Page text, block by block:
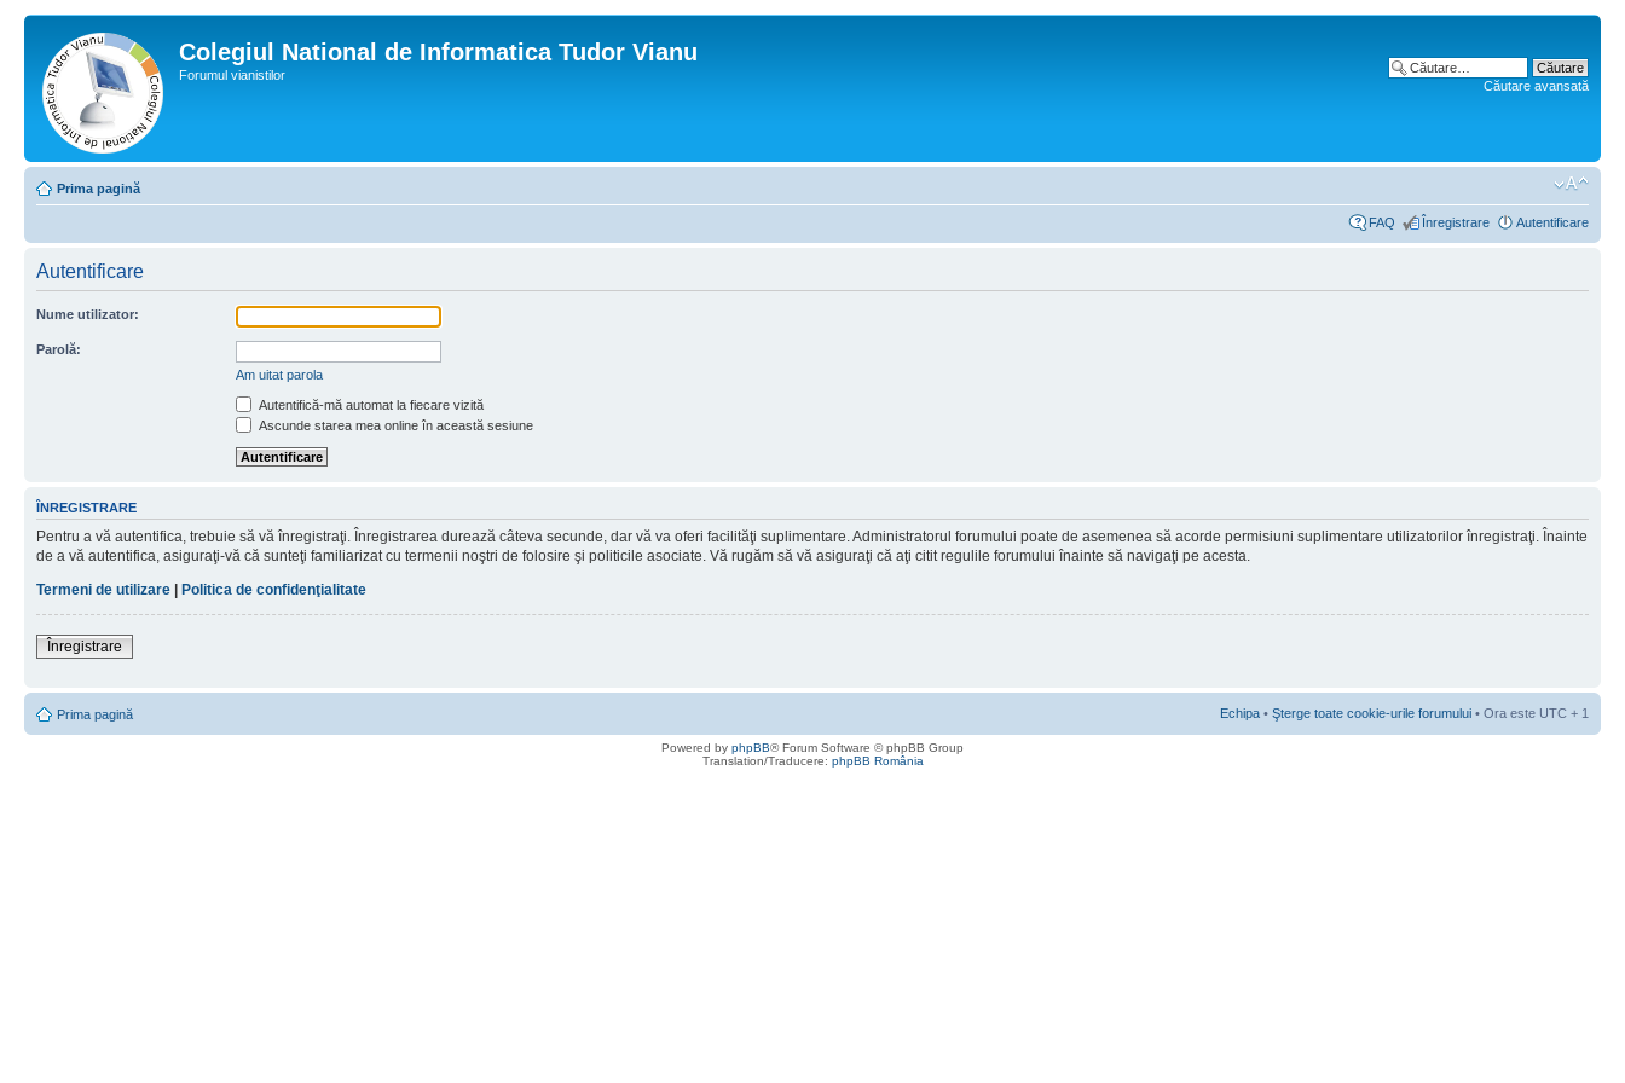
Colegiul National de Informatica Tudor Vianu
Forumul vianistilor
Căutare avansată
Prima pagină
FAQ Înregistrare Autentificare
Autentificare
Nume utilizator:
Parolă:
Am uitat parola
Autentifică-mă automat la fiecare vizită
Ascunde starea mea online în această sesiune
ÎNREGISTRARE
Pentru a vă autentifica, trebuie să vă înregistraţi. Înregistrarea durează câteva secunde, dar vă va oferi facilităţi suplimentare. Administratorul forumului poate de asemenea să acorde permisiuni suplimentare utilizatorilor înregistraţi. Înainte
de a vă autentifica, asiguraţi-vă că sunteţi familiarizat cu termenii noştri de folosire şi politicile asociate. Vă rugăm să vă asiguraţi că aţi citit regulile forumului înainte să navigaţi pe acesta.
Termeni de utilizare | Politica de confidenţialitate
Înregistrare
Prima pagină Echipa • Şterge toate cookie-urile forumului • Ora este UTC + 1
Powered by phpBB® Forum Software © phpBB Group
Translation/Traducere: phpBB România